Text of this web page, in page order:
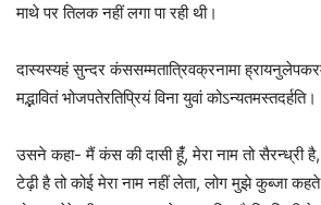
माथे पर तिलक नहीं लगा पा रही थी।
दास्यस्यहं सुन्दर कंससम्मतात्रिवक्रनामा
मद्भावितं भोजपतेरतिप्रियं विना युवां
उसने कहा- मैं कंस की दासी हूंँ, मेरा नाम तो
टेढ़ी है तो कोई मेरा नाम नहीं लेता, लोग मुझे कुब्जा